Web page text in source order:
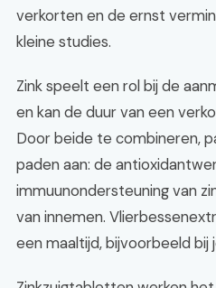
verkorten en de ernst
kleine studies.
Zink speelt een rol bij de
en kan de duur van een
Door beide te combineren,
paden aan: de
immuunondersteuning van
van innemen.
een maaltijd, bijvoorbeeld bij